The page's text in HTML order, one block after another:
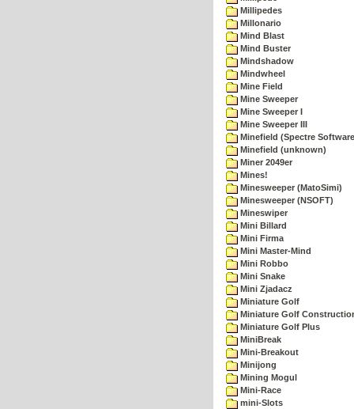
Millipedes
Millonario
Mind Blast
Mind Buster
Mindshadow
Mindwheel
Mine Field
Mine Sweeper
Mine Sweeper I
Mine Sweeper III
Minefield (Spectre
Minefield (unknown)
Miner 2049er
Mines!
Minesweeper (MatoSimi)
Minesweeper (NSOFT)
Mineswiper
Mini Billard
Mini Firma
Mini Master-Mind
Mini Robbo
Mini Snake
Mini Zjadacz
Miniature Golf
Miniature Golf
Miniature Golf Plus
MiniBreak
Mini-Breakout
Minijong
Mining Mogul
Mini-Race
mini-Slots